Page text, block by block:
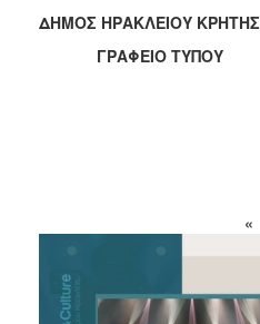
2019
2018
ΔΗΜΟΣ ΗΡΑΚΛΕΙΟΥ ΚΡΗΤΗΣ
ΓΡΑΦΕΙΟ ΤΥΠΟΥ
«